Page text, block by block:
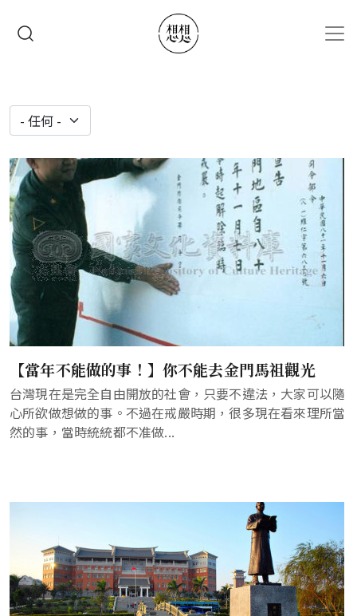
【當年不能做的事！】你不能去金門馬祖觀光
台灣現在是完全自由開放的社會，只要不違法，大家可以隨
心所欲做想做的事。不過在戒嚴時期，很多現在看來理所當
然的事，當時統統都不准做...